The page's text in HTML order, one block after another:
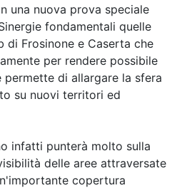
una nuova prova speciale
fondamentali quelle
di Frosinone e Caserta che
per rendere possibile
permette di allargare la sfera
su nuovi territori ed
infatti punterà molto sulla
delle aree attraversate
copertura